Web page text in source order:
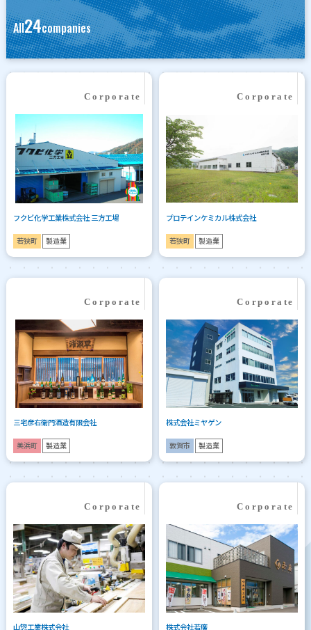
All24companies
フクビ化学工業株式会社 三方工場
若狭町 製造業
プロテインケミカル株式会社
若狭町 製造業
三宅彦右衛門酒造有限会社
美浜町 製造業
株式会社ミヤゲン
敦賀市 製造業
山惣工業株式会社 株式会社若廣